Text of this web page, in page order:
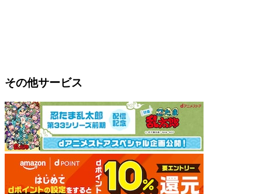
その他サービス